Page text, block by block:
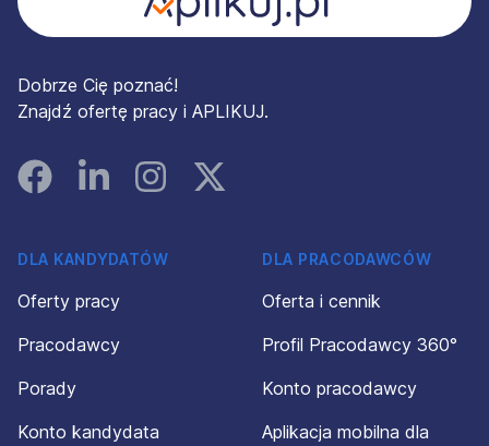
Dobrze Cię poznać!
Znajdź ofertę pracy i APLIKUJ.
FacebookLinked InInstagramInstagram
DLA KANDYDATÓW
Oferty pracy
Pracodawcy
Porady
Konto kandydata
DLA PRACODAWCÓW
Oferta i cennik
Profil Pracodawcy 360°
Konto pracodawcy
Aplikacja mobilna dla